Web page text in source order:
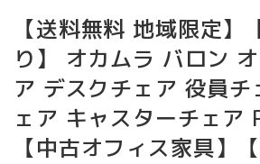
【送料無料 地域限定】
り】 オカムラ バロン
ア デスクチェア 役員チ
ェア キャスターチェア
【中古オフィス家具】【